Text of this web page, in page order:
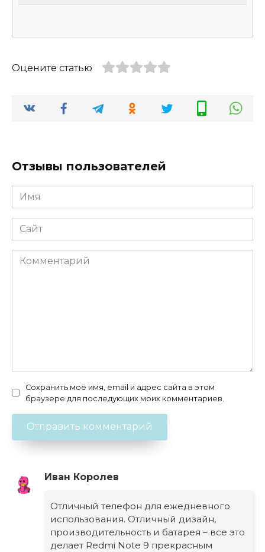
Оцените статью
Отзывы пользователей
Имя
*
Сайт
Комментарий
Сохранить моё имя, email и адрес сайта в этом
браузере для последующих моих комментариев.
Иван Королев
Отличный телефон для ежедневного
использования. Отличный дизайн,
производительность и батарея – все это
делает Redmi Note 9 прекрасным